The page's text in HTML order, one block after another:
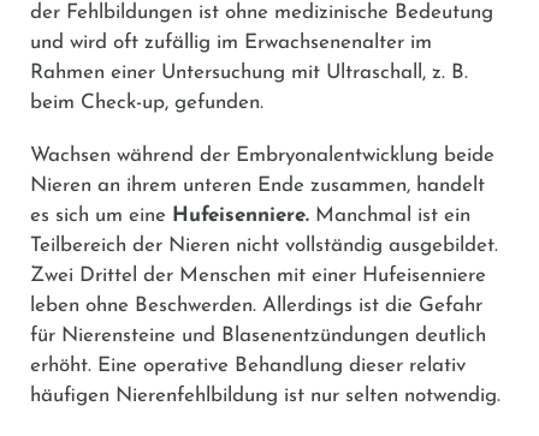
der Fehlbildungen ist ohne medizinische Bedeutung
und wird oft zufällig im Erwachsenenalter im
Rahmen einer Untersuchung mit Ultraschall, z. B.
beim Check-up, gefunden.
Wachsen während der Embryonalentwicklung beide
Nieren an ihrem unteren Ende zusammen, handelt
es sich um eine Hufeisenniere. Manchmal ist ein
Teilbereich der Nieren nicht vollständig ausgebildet.
Zwei Drittel der Menschen mit einer Hufeisenniere
leben ohne Beschwerden. Allerdings ist die Gefahr
für Nierensteine und Blasenentzündungen deutlich
erhöht. Eine operative Behandlung dieser relativ
häufigen Nierenfehlbildung ist nur selten notwendig.